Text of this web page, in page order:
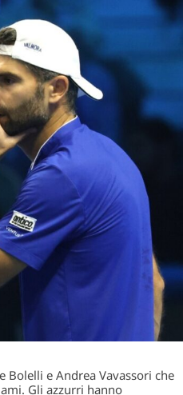
Bolelli e Andrea Vavassori che
Gli azzurri hanno